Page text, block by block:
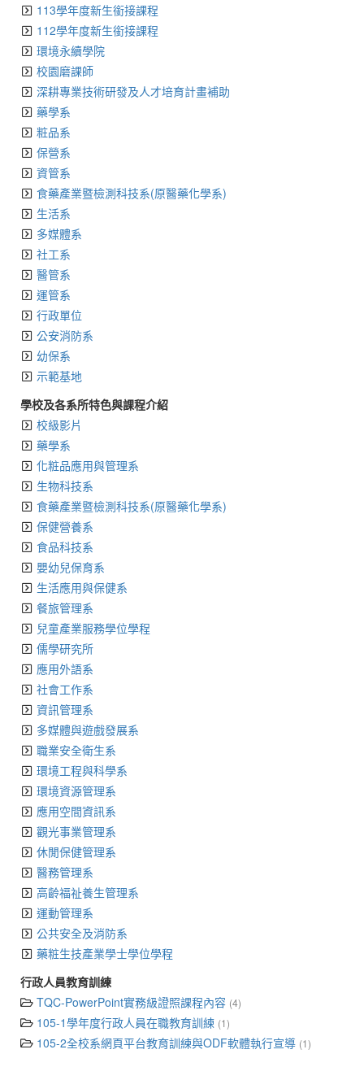
113學年度新生銜接課程
112學年度新生銜接課程
環境永續學院
校園磨課師
深耕專業技術研發及人才培育計畫補助
藥學系
粧品系
保營系
資管系
食藥產業暨檢測科技系(原醫藥化學系)
生活系
多媒體系
社工系
醫管系
運管系
行政單位
公安消防系
幼保系
示範基地
學校及各系所特色與課程介紹
校級影片
藥學系
化粧品應用與管理系
生物科技系
食藥產業暨檢測科技系(原醫藥化學系)
保健營養系
食品科技系
嬰幼兒保育系
生活應用與保健系
餐旅管理系
兒童產業服務學位學程
儒學研究所
應用外語系
社會工作系
資訊管理系
多媒體與遊戲發展系
職業安全衛生系
環境工程與科學系
環境資源管理系
應用空間資訊系
觀光事業管理系
休閒保健管理系
醫務管理系
高齡福祉養生管理系
運動管理系
公共安全及消防系
藥粧生技產業學士學位學程
行政人員教育訓練
TQC-PowerPoint實務級證照課程內容 (4)
105-1學年度行政人員在職教育訓練 (1)
105-2全校系網頁平台教育訓練與ODF軟體執行宣導 (1)